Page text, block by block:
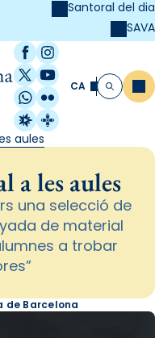
Santoral del dia
SAVA
Facebook
Instagram
X / Twitter
YouTube
WhatsApp
Flickr
Radio Estel
Catalunya
CA Cerca
aules
a les aules
una selecció de
de material
a trobar
de Barcelona